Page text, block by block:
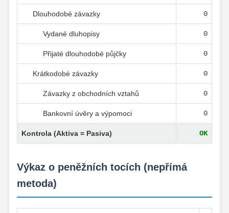
Dlouhodobé závazky 0
Vydané dluhopisy 0
Přijaté dlouhodobé půjčky 0
Krátkodobé závazky 0
Závazky z obchodních vztahů 0
Bankovní úvěry a výpomoci 0
Kontrola (Aktiva = Pasiva) OK
Výkaz o peněžních tocích (nepřímá
metoda)